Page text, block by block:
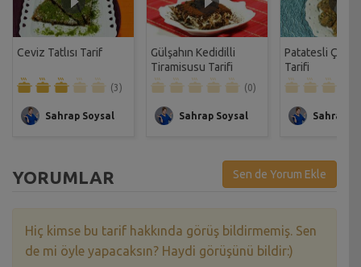
Ceviz Tatlısı Tarif
(3)
Sahrap Soysal
Gülşahın Kedidilli
Tiramisusu Tarifi
(0)
Sahrap Soysal
Patatesli Çıtır
Tarifi
Sahrap
YORUMLAR Sen de Yorum Ekle
Hiç kimse bu tarif hakkında görüş bildirmemiş. Sen
de mi öyle yapacaksın? Haydi görüşünü bildir:)